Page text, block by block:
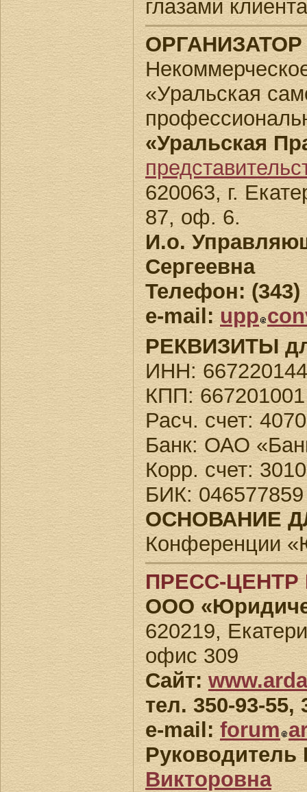
глазами
«Уральская
«Уральская
620063, г.
87, оф. 6.
И.о.
Сергеевна
Телефон: (343)
e-mail: upp
РЕКВИЗИТЫ
ИНН:
КПП: 667201001
Расч. счет:
Банк: ОАО
Корр. счет:
БИК: 046577859
ОСНОВАНИЕ
Конференции
ПРЕСС-
ООО
620219,
офис 309
Сайт:
тел. 350-93-55,
e-mail:forum
Руководитель
Викторовна